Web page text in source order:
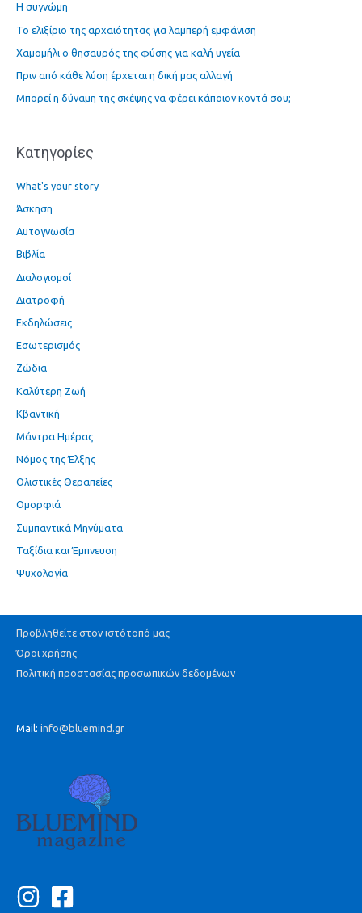
τ
η
σ
η
γ
:
Η συγνώμη
Το ελιξίριο της αρχαιότητας για λαμπερή εμφάνιση
Χαμομήλι ο θησαυρός της φύσης για καλή υγεία
Πριν από κάθε λύση έρχεται η δική μας αλλαγή
Μπορεί η δύναμη της σκέψης να φέρει κάποιον κοντά σου;
Kατηγορίες
What's your story
Άσκηση
Αυτογνωσία
Βιβλία
Διαλογισμοί
Διατροφή
Εκδηλώσεις
Εσωτερισμός
Ζώδια
Καλύτερη Ζωή
Κβαντική
Μάντρα Ημέρας
Νόμος της Έλξης
Ολιστικές Θεραπείες
Ομορφιά
Συμπαντικά Μηνύματα
Ταξίδια και Έμπνευση
Ψυχολογία
Προβληθείτε στον ιστότοπό μας
Όροι χρήσης
Πολιτική προστασίας προσωπικών δεδομένων
Mail: info@bluemind.gr